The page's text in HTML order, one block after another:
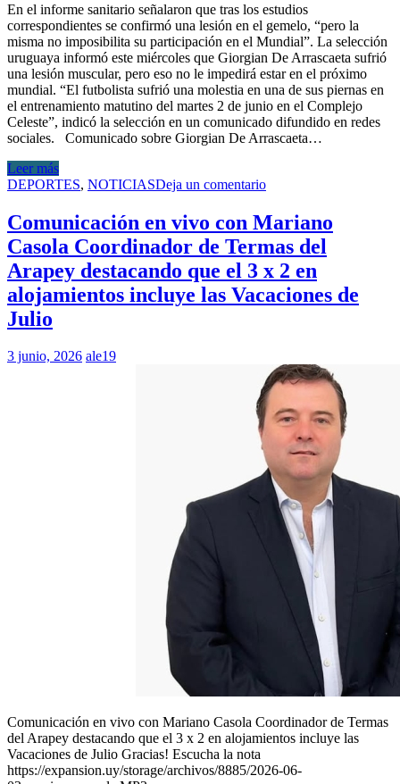
En el informe sanitario señalaron que tras los estudios
correspondientes se confirmó una lesión en el gemelo, “pero la
misma no imposibilita su participación en el Mundial”. La selección
uruguaya informó este miércoles que Giorgian De Arrascaeta sufrió
una lesión muscular, pero eso no le impedirá estar en el próximo
mundial. “El futbolista sufrió una molestia en una de sus piernas en
el entrenamiento matutino del martes 2 de junio en el Complejo
Celeste”, indicó la selección en un comunicado difundido en redes
sociales. Comunicado sobre Giorgian De Arrascaeta…
Leer más
DEPORTES, NOTICIASDeja un comentario
Comunicación en vivo con Mariano
Casola Coordinador de Termas del
Arapey destacando que el 3 x 2 en
alojamientos incluye las Vacaciones de
Julio
3 junio, 2026 ale19
Comunicación en vivo con Mariano Casola Coordinador de Termas
del Arapey destacando que el 3 x 2 en alojamientos incluye las
Vacaciones de Julio Gracias! Escucha la nota
https://expansion.uy/storage/archivos/8885/2026-06-